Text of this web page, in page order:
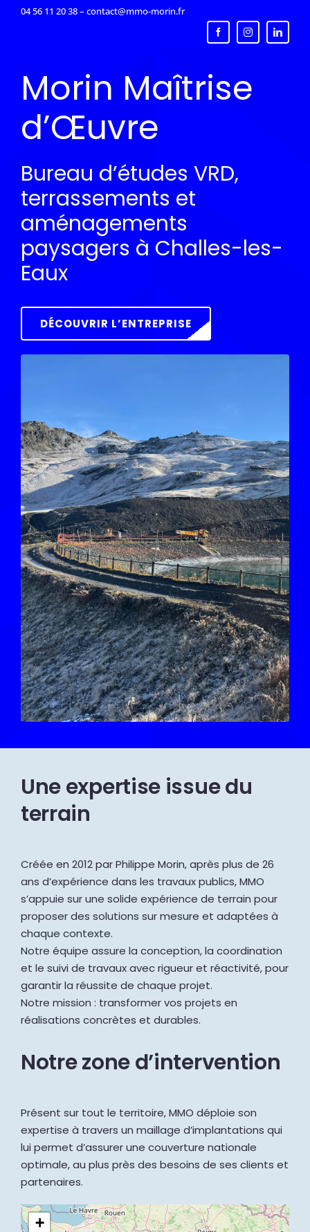
Passer04 56 11 20 38 – contact@mmo-morin.fr
Morin Maîtrise
d’Œuvre
Bureau d’études VRD,
terrassements et
aménagements
paysagers à Challes-les-
Eaux
DÉCOUVRIR L’ENTREPRISE
Une expertise issue du
terrain
Créée en 2012 par Philippe Morin, après plus de 26
ans d’expérience dans les travaux publics, MMO
s’appuie sur une solide expérience de terrain pour
proposer des solutions sur mesure et adaptées à
chaque contexte.
Notre équipe assure la conception, la coordination
et le suivi de travaux avec rigueur et réactivité, pour
garantir la réussite de chaque projet.
Notre mission : transformer vos projets en
réalisations concrètes et durables.
Notre zone d’intervention
Présent sur tout le territoire, MMO déploie son
expertise à travers un maillage d’implantations qui
lui permet d’assurer une couverture nationale
optimale, au plus près des besoins de ses clients et
partenaires.
+